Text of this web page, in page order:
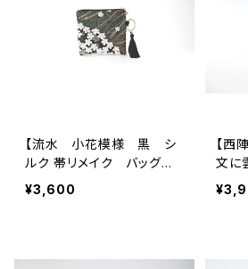
【流水 小花模様 黒 シ
ルク 帯リメイク バッグチ
ャーム型スクエアポーチ】メ
イクポーチ 旅行 誕生日
¥3,600
【西
文に
シル
ャー